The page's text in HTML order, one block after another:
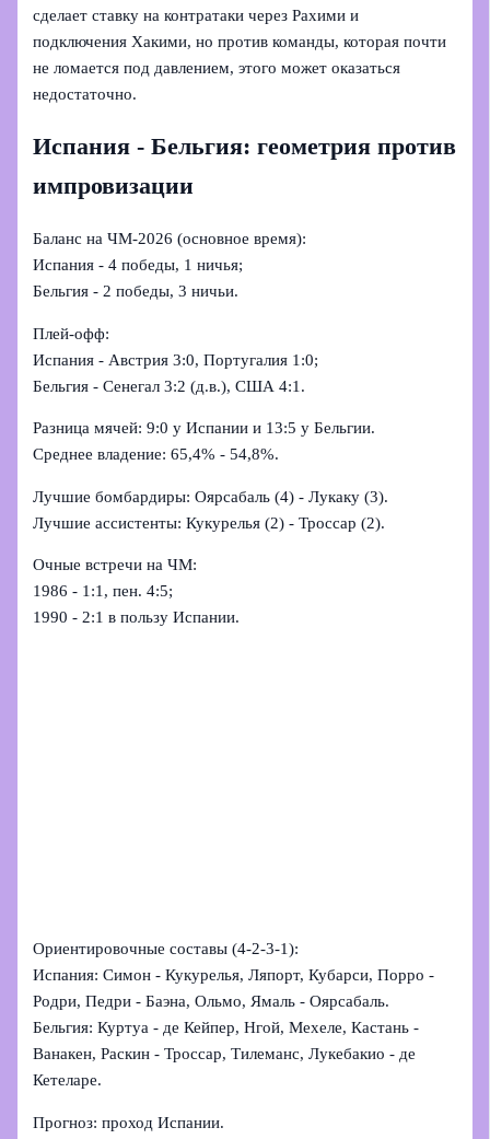
сделает ставку на контратаки через Рахими и
подключения Хакими, но против команды, которая почти
не ломается под давлением, этого может оказаться
недостаточно.
Испания - Бельгия: геометрия против
импровизации
Баланс на ЧМ‑2026 (основное время):
Испания - 4 победы, 1 ничья;
Бельгия - 2 победы, 3 ничьи.
Плей‑офф:
Испания - Австрия 3:0, Португалия 1:0;
Бельгия - Сенегал 3:2 (д.в.), США 4:1.
Разница мячей: 9:0 у Испании и 13:5 у Бельгии.
Среднее владение: 65,4% - 54,8%.
Лучшие бомбардиры: Оярсабаль (4) - Лукаку (3).
Лучшие ассистенты: Кукурелья (2) - Троссар (2).
Очные встречи на ЧМ:
1986 - 1:1, пен. 4:5;
1990 - 2:1 в пользу Испании.
Ориентировочные составы (4‑2‑3‑1):
Испания: Симон - Кукурелья, Ляпорт, Кубарси, Порро -
Родри, Педри - Баэна, Ольмо, Ямаль - Оярсабаль.
Бельгия: Куртуа - де Кейпер, Нгой, Мехеле, Кастань -
Ванакен, Раскин - Троссар, Тилеманс, Лукебакио - де
Кетеларе.
Прогноз: проход Испании.